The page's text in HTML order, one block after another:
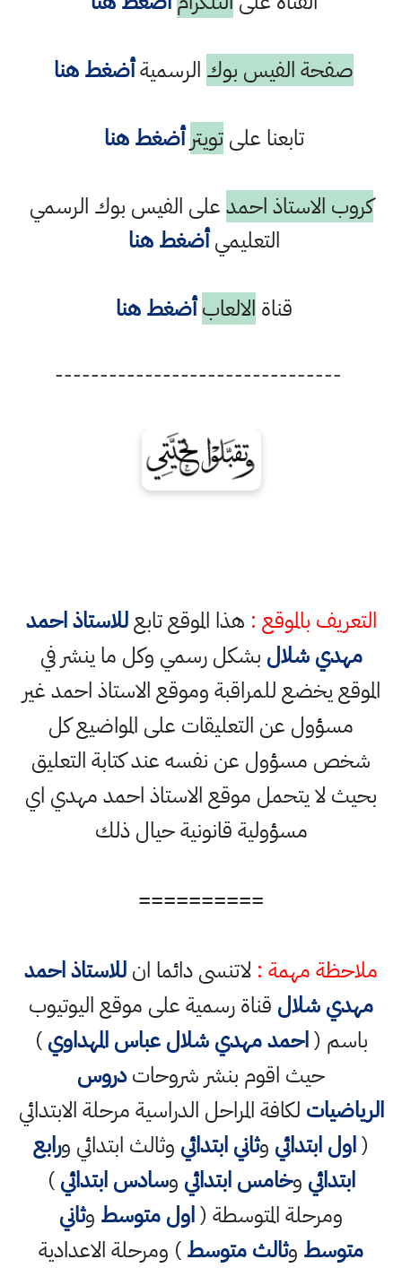
صفحة الفيس بوك الرسميةأضغط هنا
تابعنا علىتويتر أضغط هنا
كروب الاستاذ احمدعلى الفيس بوك الرسمي
التعليميأضغط هنا
قناة الالعاب أضغط هنا
--------------------------------
التعريف بالموقع : هذا الموقع تابعللاستاذ احمد
مهدي شلال بشكل رسمي وكل ما ينشر في
الموقع يخضع للمراقبة وموقع الاستاذ احمد غير
مسؤول عن التعليقات على المواضيع كل
شخص مسؤول عن نفسه عند كتابة التعليق
بحيث لا يتحمل موقع الاستاذ احمد مهدي اي
مسؤولية قانونية حيال ذلك
==========
ملاحظة مهمة : لاتنسى دائما انللاستاذ احمد
مهدي شلال قناة رسمية على موقع اليوتيوب
باسم (احمد مهدي شلال عباس المهداوي)
حيث اقوم بنشر شروحاتدروس
الرياضيات لكافة المراحل الدراسية مرحلة الابتدائي
(اول ابتدائي وثاني ابتدائي وثالث ابتدائي ورابع
ابتدائي وخامس ابتدائي وسادس ابتدائي)
ومرحلة المتوسطة (اول متوسط وثاني
متوسط وثالث متوسط) ومرحلة الاعدادية